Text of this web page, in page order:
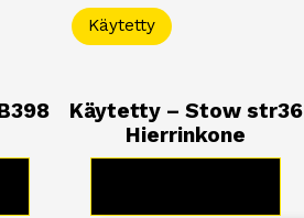
Käytetty
Käytetty – Stow str36
Hierrinkone